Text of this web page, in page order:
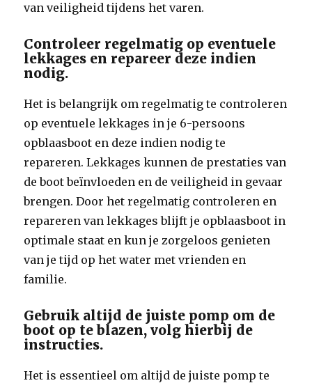
van veiligheid tijdens het varen.
Controleer regelmatig op eventuele
lekkages en repareer deze indien
nodig.
Het is belangrijk om regelmatig te controleren
op eventuele lekkages in je 6-persoons
opblaasboot en deze indien nodig te
repareren. Lekkages kunnen de prestaties van
de boot beïnvloeden en de veiligheid in gevaar
brengen. Door het regelmatig controleren en
repareren van lekkages blijft je opblaasboot in
optimale staat en kun je zorgeloos genieten
van je tijd op het water met vrienden en
familie.
Gebruik altijd de juiste pomp om de
boot op te blazen, volg hierbij de
instructies.
Het is essentieel om altijd de juiste pomp te